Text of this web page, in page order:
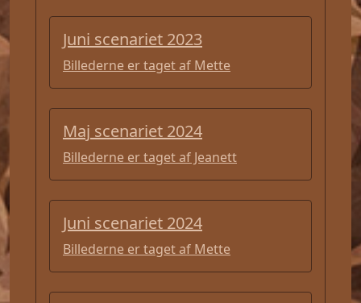
Juni scenariet 2023
Billederne er taget af Mette
Maj scenariet 2024
Billederne er taget af Jeanett
Juni scenariet 2024
Billederne er taget af Mette